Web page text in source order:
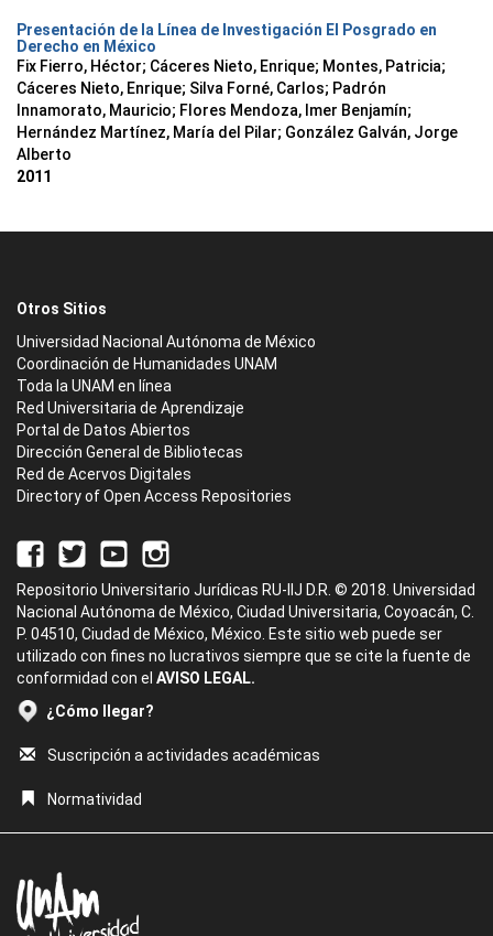
Presentación de la Línea de Investigación El Posgrado en
Derecho en México
Fix Fierro, Héctor; Cáceres Nieto, Enrique; Montes, Patricia;
Cáceres Nieto, Enrique; Silva Forné, Carlos; Padrón
Innamorato, Mauricio; Flores Mendoza, Imer Benjamín;
Hernández Martínez, María del Pilar; González Galván, Jorge
Alberto
2011
Otros Sitios
Universidad Nacional Autónoma de México
Coordinación de Humanidades UNAM
Toda la UNAM en línea
Red Universitaria de Aprendizaje
Portal de Datos Abiertos
Dirección General de Bibliotecas
Red de Acervos Digitales
Directory of Open Access Repositories
Repositorio Universitario Jurídicas RU-IIJ D.R. © 2018. Universidad
Nacional Autónoma de México, Ciudad Universitaria, Coyoacán, C.
P. 04510, Ciudad de México, México. Este sitio web puede ser
utilizado con fines no lucrativos siempre que se cite la fuente de
conformidad con el AVISO LEGAL.
¿Cómo llegar?
Suscripción a actividades académicas
Normatividad